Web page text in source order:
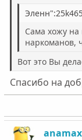
Сама хожу
наркоманов,
Вот это Вы
Спасибо на
anamax